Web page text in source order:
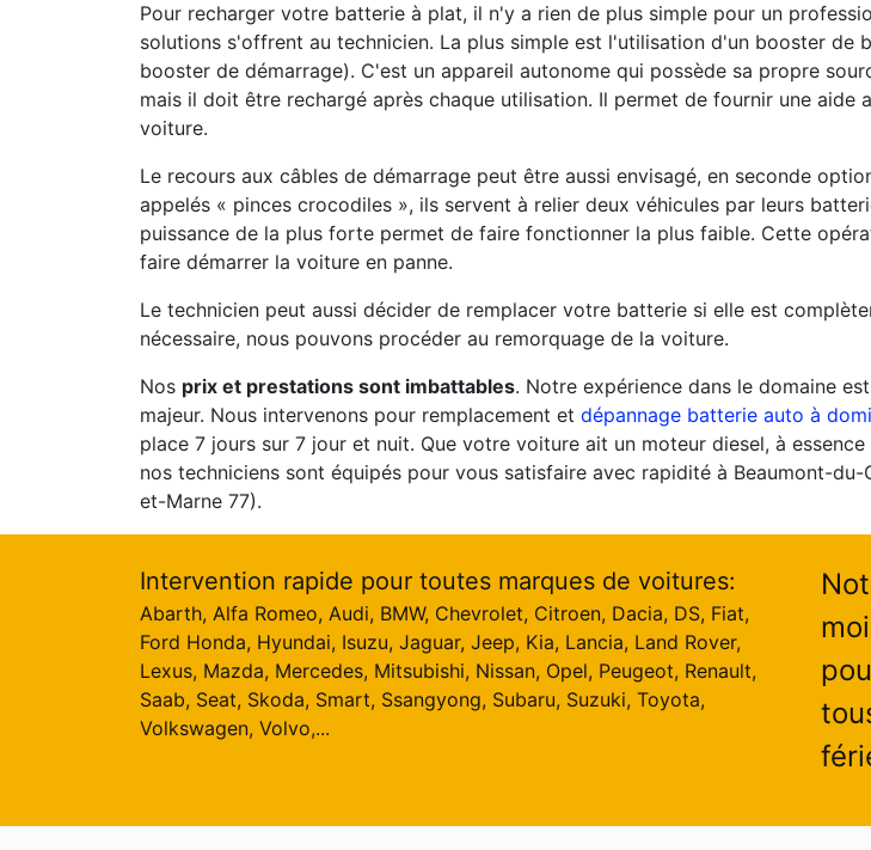
Pour recharger votre batterie à plat, il n'y a rien de plus simple pour un
solutions s'offrent au technicien. La plus simple est l'utilisation d'un booster de
booster de démarrage). C'est un appareil autonome qui possède sa propre
mais il doit être rechargé après chaque utilisation. Il permet de fournir une aide
voiture.
Le recours aux câbles de démarrage peut être aussi envisagé, en seconde
appelés « pinces crocodiles », ils servent à relier deux véhicules par leurs
puissance de la plus forte permet de faire fonctionner la plus faible. Cette
faire démarrer la voiture en panne.
Le technicien peut aussi décider de remplacer votre batterie si elle est
nécessaire, nous pouvons procéder au remorquage de la voiture.
Nos prix et prestations sont imbattables. Notre expérience dans le domaine
majeur. Nous intervenons pour remplacement et dépannage batterie auto à
place 7 jours sur 7 jour et nuit. Que votre voiture ait un moteur diesel, à
nos techniciens sont équipés pour vous satisfaire avec rapidité à Beaumont-du-
et-Marne 77).
Intervention rapide pour toutes marques de voitures:
Abarth, Alfa Romeo, Audi, BMW, Chevrolet, Citroen, Dacia, DS, Fiat,
Ford Honda, Hyundai, Isuzu, Jaguar, Jeep, Kia, Lancia, Land Rover,
Lexus, Mazda, Mercedes, Mitsubishi, Nissan, Opel, Peugeot, Renault,
Saab, Seat, Skoda, Smart, Ssangyong, Subaru, Suzuki, Toyota,
Volkswagen, Volvo,...